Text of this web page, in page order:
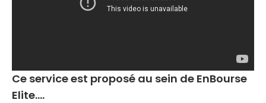
Ce service est proposé au sein de EnBourse
Elite….